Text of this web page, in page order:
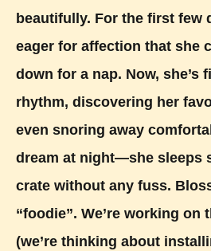
beautifully. For the first few
eager for affection that she
down for a nap. Now, she’s
rhythm, discovering her
even snoring away
dream at night—she sleeps
crate without any fuss.
“foodie”. We’re working on
(we’re thinking about